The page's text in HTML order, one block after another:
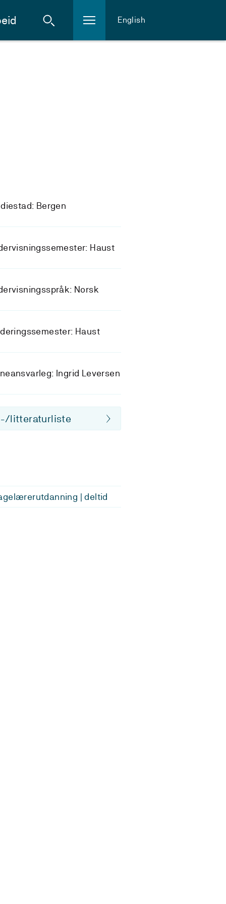
English
Bergen
Haust
Norsk
Haust
Ingrid Leversen
litteraturliste
| deltid